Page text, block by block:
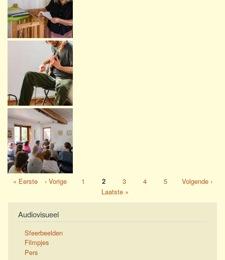
Eerste
« Eerste
Vorige
‹ Vorige Pagina
1 Pagina
2 Pagina
3 Pagina
4 Pagina
5
Volgende
Volgende ›
Laatste
pagina
Laatste »
Audiovisueel
Sfeerbeelden
Filmpjes
Pers